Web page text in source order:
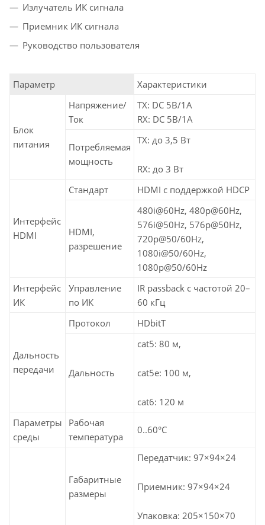
Излучатель ИК сигнала
Приемник ИК сигнала
Руководство пользователя
Параметр Характеристики
Блок
питания
Напряжение/
Ток
TX: DC 5В/1А
RX: DC 5В/1А
Потребляемая
мощность
TX: до 3,5 Вт
RX: до 3 Вт
Интерфейс
HDMI
Стандарт HDMI с поддержкой HDCP
HDMI,
разрешение
480i@60Hz, 480p@60Hz,
576i@50Hz, 576p@50Hz,
720p@50/60Hz,
1080i@50/60Hz,
1080p@50/60Hz
Интерфейс
ИК
Управление
по ИК
IR passback с частотой 20–
60 кГц
Дальность
передачи
Протокол HDbitT
Дальность
cat5: 80 м,
cat5e: 100 м,
cat6: 120 м
Параметры
среды
Рабочая
температура
0..60°C
Габаритные
размеры
Передатчик: 97×94×24
Приемник: 97×94×24
Упаковка: 205×150×70